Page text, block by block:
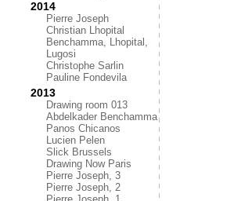
2014
Pierre Joseph
Christian Lhopital
Benchamma, Lhopital,
Lugosi
Christophe Sarlin
Pauline Fondevila
2013
Drawing room 013
Abdelkader Benchamma
Panos Chicanos
Lucien Pelen
Slick Brussels
Drawing Now Paris
Pierre Joseph, 3
Pierre Joseph, 2